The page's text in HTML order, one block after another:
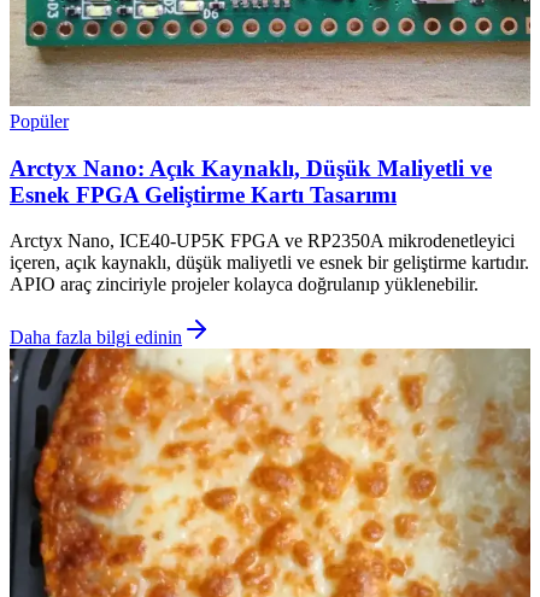
Popüler
Arctyx Nano: Açık Kaynaklı, Düşük Maliyetli ve
Esnek FPGA Geliştirme Kartı Tasarımı
Arctyx Nano, ICE40-UP5K FPGA ve RP2350A mikrodenetleyici
içeren, açık kaynaklı, düşük maliyetli ve esnek bir geliştirme kartıdır.
APIO araç zinciriyle projeler kolayca doğrulanıp yüklenebilir.
Daha fazla bilgi edinin